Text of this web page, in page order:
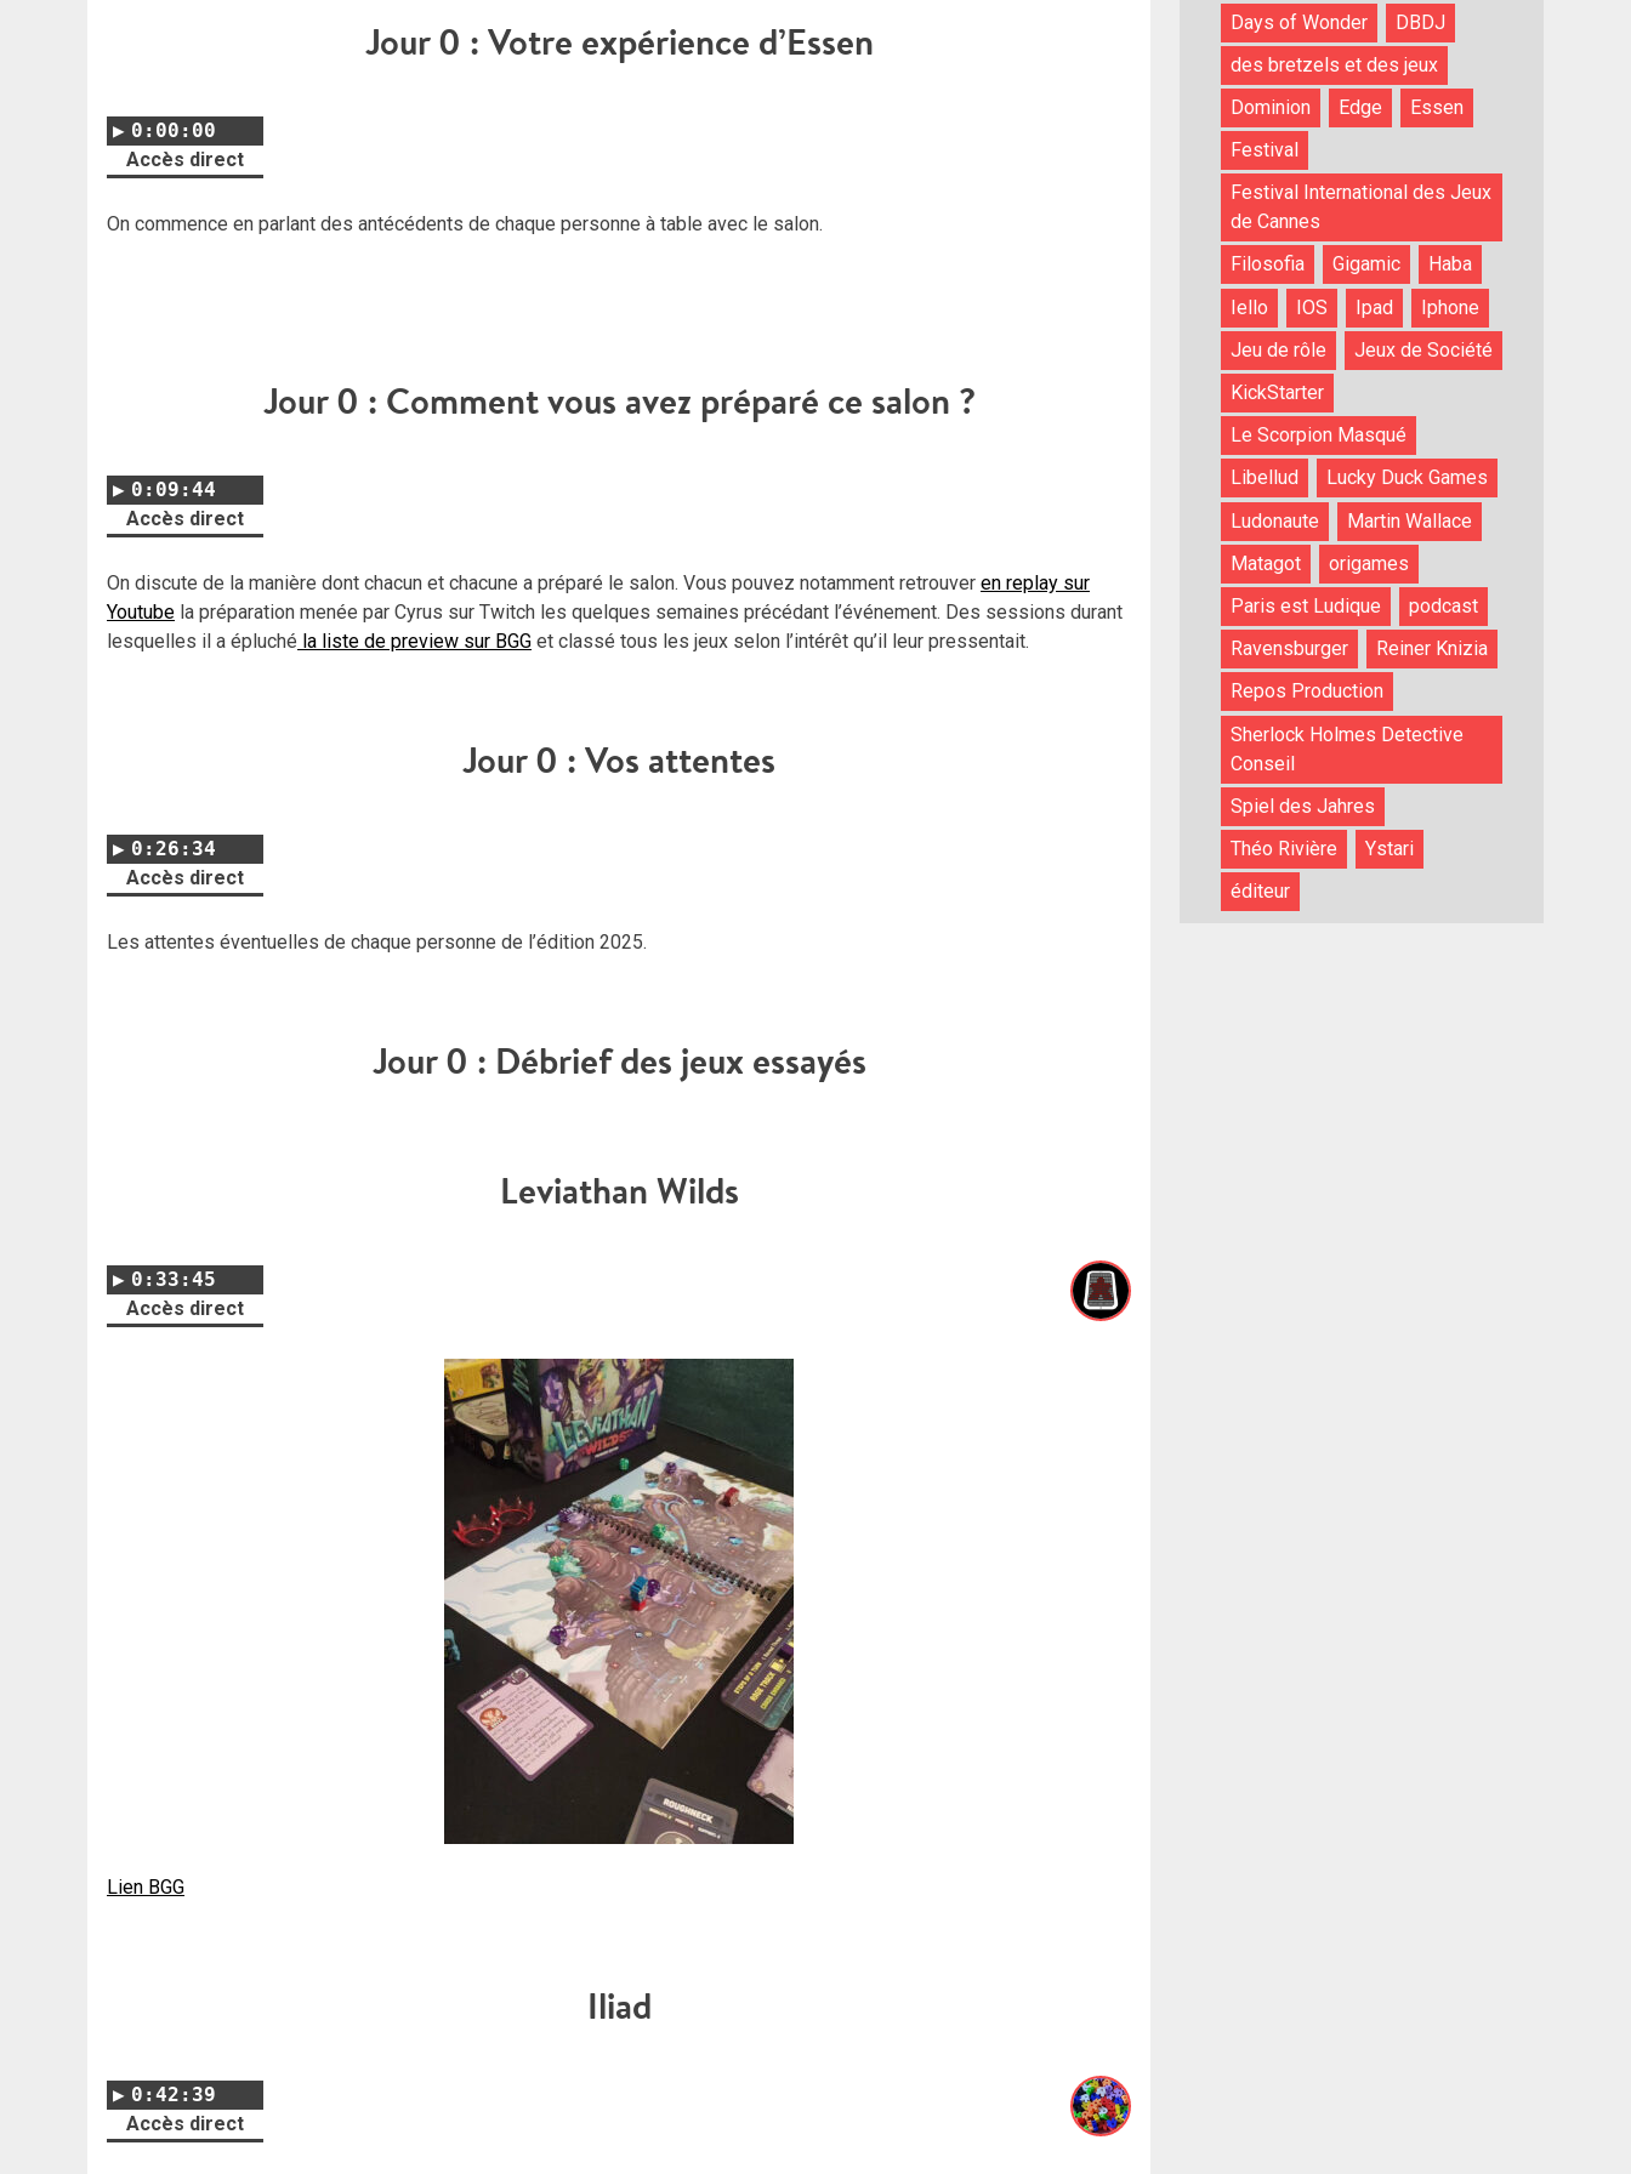
Jour 0 : Votre expérience d’Essen
0:00:00
Accès direct
On commence en parlant des antécédents de chaque personne à table avec le salon.
Jour 0 : Comment vous avez préparé ce salon ?
0:09:44
Accès direct
On discute de la manière dont chacun et chacune a préparé le salon. Vous pouvez notamment retrouver en replay sur
Youtube la préparation menée par Cyrus sur Twitch les quelques semaines précédant l’événement. Des sessions durant
lesquelles il a épluché la liste de preview sur BGG et classé tous les jeux selon l’intérêt qu’il leur pressentait.
Jour 0 : Vos attentes
0:26:34
Accès direct
Les attentes éventuelles de chaque personne de l’édition 2025.
Jour 0 : Débrief des jeux essayés
Leviathan Wilds
0:33:45
Accès direct
Lien BGG
Iliad
0:42:39
Accès direct
Days of Wonder
DBDJ
des bretzels et des jeux
Dominion
Edge
Essen
Festival
Festival International des Jeux
de Cannes
Filosofia
Gigamic
Haba
Iello
IOS Ipad
Iphone
Jeu de rôle
Jeux de Société
KickStarter
Le Scorpion Masqué
Libellud
Lucky Duck Games
Ludonaute
Martin Wallace
Matagot
origames
Paris est Ludique
podcast
Ravensburger
Reiner Knizia
Repos Production
Sherlock Holmes Detective
Conseil
Spiel des Jahres
Théo Rivière
Ystari
éditeur